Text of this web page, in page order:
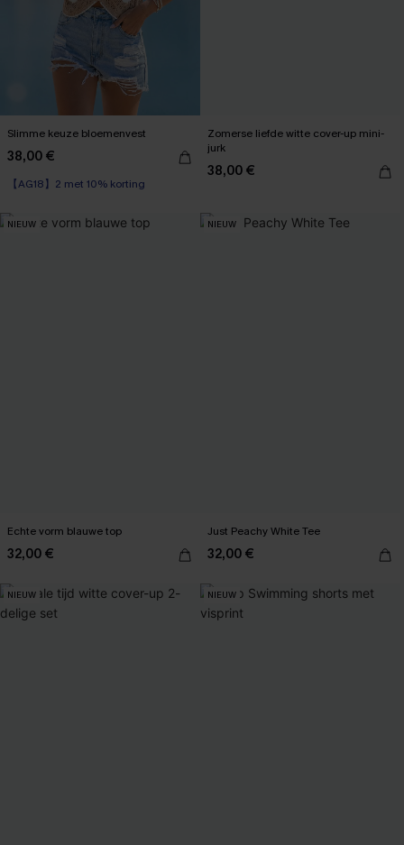
Slimme keuze bloemenvest
38,00 €
【AG18】2 met 10% korting
Zomerse liefde witte cover-up mini-
jurk
38,00 €
NIEUW
Echte vorm blauwe top
32,00 €
NIEUW
Just Peachy White Tee
32,00 €
NIEUW NIEUW